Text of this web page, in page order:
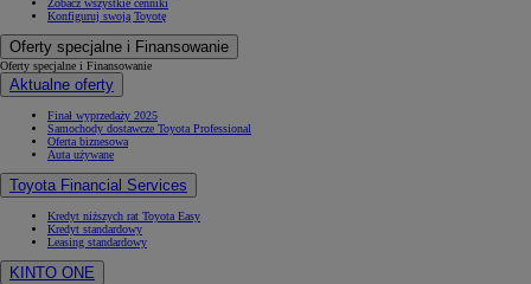
Zobacz wszystkie cenniki
Konfiguruj swoją Toyotę
Oferty specjalne i Finansowanie
Oferty specjalne i Finansowanie
Aktualne oferty
Finał wyprzedaży 2025
Samochody dostawcze Toyota Professional
Oferta biznesowa
Auta używane
Toyota Financial Services
Kredyt niższych rat Toyota Easy
Kredyt standardowy
Leasing standardowy
KINTO ONE